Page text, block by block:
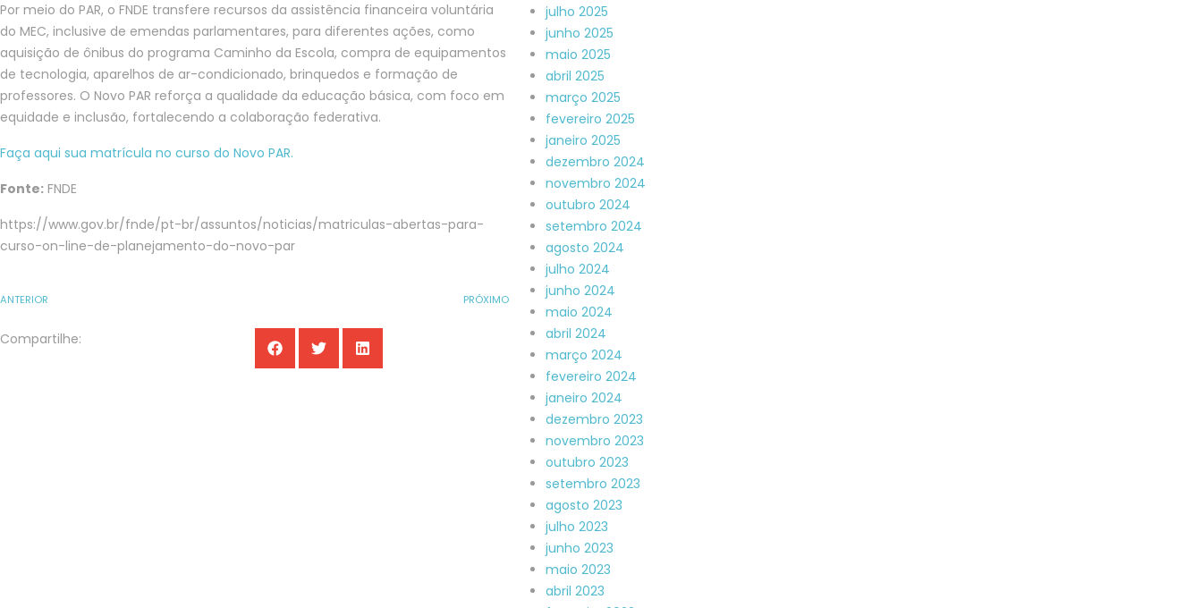
Por meio do PAR, o FNDE transfere recursos da assistência financeira voluntária
do MEC, inclusive de emendas parlamentares, para diferentes ações, como
aquisição de ônibus do programa Caminho da Escola, compra de equipamentos
de tecnologia, aparelhos de ar-condicionado, brinquedos e formação de
professores. O Novo PAR reforça a qualidade da educação básica, com foco em
equidade e inclusão, fortalecendo a colaboração federativa.
Faça aqui sua matrícula no curso do Novo PAR.
Fonte: FNDE
https://www.gov.br/fnde/pt-br/assuntos/noticias/matriculas-abertas-para-
curso-on-line-de-planejamento-do-novo-par
ANTERIOR PRÓXIMO
Compartilhe:
julho 2025
junho 2025
maio 2025
abril 2025
março 2025
fevereiro 2025
janeiro 2025
dezembro 2024
novembro 2024
outubro 2024
setembro 2024
agosto 2024
julho 2024
junho 2024
maio 2024
abril 2024
março 2024
fevereiro 2024
janeiro 2024
dezembro 2023
novembro 2023
outubro 2023
setembro 2023
agosto 2023
julho 2023
junho 2023
maio 2023
abril 2023